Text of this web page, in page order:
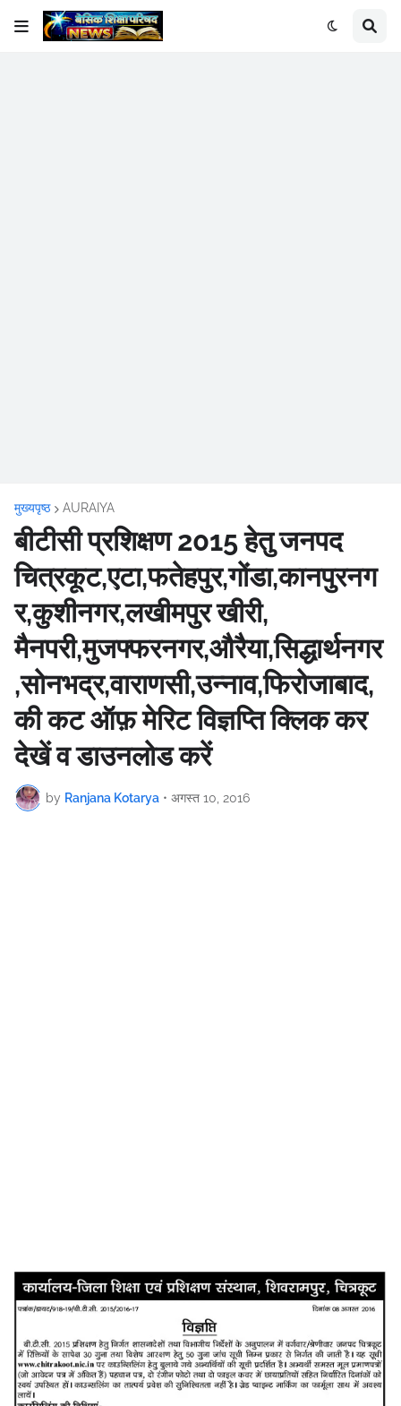
मुख्यपृष्ठ AURAIYA
बीटीसी प्रशिक्षण 2015 हेतु जनपद
चित्रकूट,एटा,फतेहपुर,गोंडा,कानपुरनग
र,कुशीनगर,लखीमपुर खीरी,
मैनपरी,मुजफ्फरनगर,औरैया,सिद्धार्थनगर
,सोनभद्र,वाराणसी,उन्नाव,फिरोजाबाद,
की कट ऑफ़ मेरिट विज्ञप्ति क्लिक कर
देखें व डाउनलोड करें
by Ranjana Kotarya • अगस्त 10, 2016